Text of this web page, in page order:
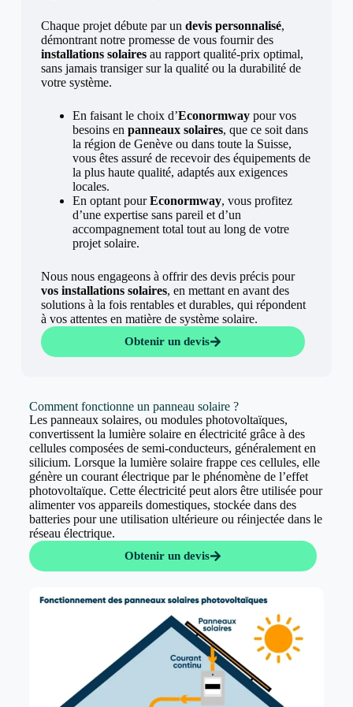
Chaque projet débute par un devis personnalisé,
démontrant notre promesse de vous fournir des
installations solairesau rapport qualité-prix optimal,
sans jamais transiger sur la qualité ou la durabilité de
votre système.
En faisant le choix d’Econormwaypour vos
besoins en panneaux solaires, que ce soit dans
la région de Genève ou dans toute la Suisse,
vous êtes assuré de recevoir des équipements de
la plus haute qualité, adaptés aux exigences
locales.
En optant pourEconormway, vous profitez
d’une expertise sans pareil et d’un
accompagnement total tout au long de votre
projet solaire.
Nous nous engageons à offrir des devis précis pour
vos installations solaires, en mettant en avant des
solutions à la fois rentables et durables, qui répondent
à vos attentes en matière de système solaire.
Obtenir un devis
Comment fonctionne un panneau solaire ?
Les panneaux solaires, ou modules photovoltaïques,
convertissent la lumière solaire en électricité grâce à des
cellules composées de semi-conducteurs, généralement en
silicium. Lorsque la lumière solaire frappe ces cellules, elle
génère un courant électrique par le phénomène de l’effet
photovoltaïque. Cette électricité peut alors être utilisée pour
alimenter vos appareils domestiques, stockée dans des
batteries pour une utilisation ultérieure ou réinjectée dans le
réseau électrique.
Obtenir un devis